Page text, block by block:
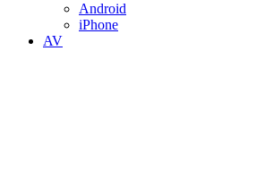
Android
iPhone
AV